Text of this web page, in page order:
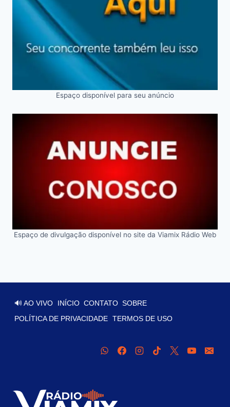
Espaço disponível para seu anúncio
Espaço de divulgação disponível no site da Viamix Rádio Web
🔊 AO VIVO INÍCIO CONTATO SOBRE
POLÍTICA DE PRIVACIDADE TERMOS DE USO